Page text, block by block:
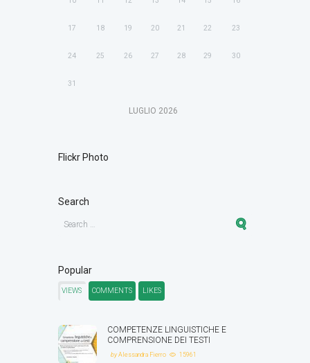
17 18 19 20 21 22 23
24 25 26 27 28 29 30
31
LUGLIO 2026
Flickr Photo
Search
Popular
VIEWS COMMENTS LIKES
COMPETENZE LINGUISTICHE E
COMPRENSIONE DEI TESTI
byAlessandra Fierro 15961